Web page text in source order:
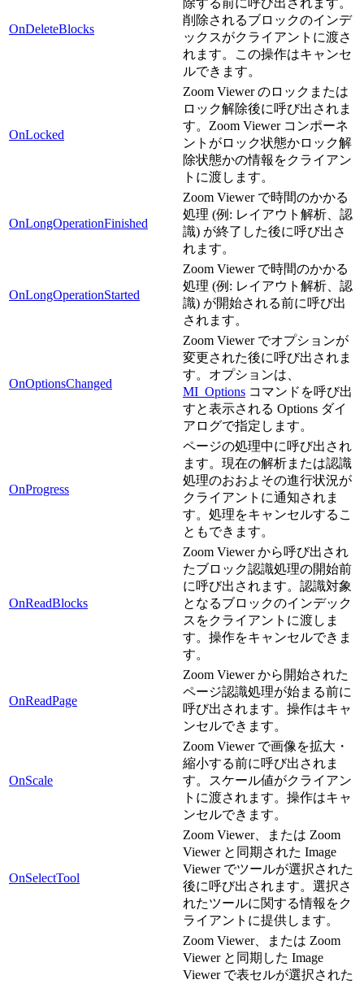
OnDeleteBlocks
除する前に呼び出されます。
削除されるブロックのインデ
ックスがクライアントに渡さ
れます。この操作はキャンセ
ルできます。
OnLocked
Zoom Viewer のロックまたは
ロック解除後に呼び出されま
す。Zoom Viewer コンポーネ
ントがロック状態かロック解
除状態かの情報をクライアン
トに渡します。
OnLongOperationFinished
Zoom Viewer で時間のかかる
処理 (例: レイアウト解析、認
識) が終了した後に呼び出さ
れます。
OnLongOperationStarted
Zoom Viewer で時間のかかる
処理 (例: レイアウト解析、認
識) が開始される前に呼び出
されます。
OnOptionsChanged
Zoom Viewer でオプションが
変更された後に呼び出されま
す。オプションは、
MI_Options コマンドを呼び出
すと表示される Options ダイ
アログで指定します。
OnProgress
ページの処理中に呼び出され
ます。現在の解析または認識
処理のおおよその進行状況が
クライアントに通知されま
す。処理をキャンセルするこ
ともできます。
OnReadBlocks
Zoom Viewer から呼び出され
たブロック認識処理の開始前
に呼び出されます。認識対象
となるブロックのインデック
スをクライアントに渡しま
す。操作をキャンセルできま
す。
OnReadPage
Zoom Viewer から開始された
ページ認識処理が始まる前に
呼び出されます。操作はキャ
ンセルできます。
OnScale
Zoom Viewer で画像を拡大・
縮小する前に呼び出されま
す。スケール値がクライアン
トに渡されます。操作はキャ
ンセルできます。
OnSelectTool
Zoom Viewer、または Zoom
Viewer と同期された Image
Viewer でツールが選択された
後に呼び出されます。選択さ
れたツールに関する情報をク
ライアントに提供します。
Zoom Viewer、または Zoom
Viewer と同期した Image
Viewer で表セルが選択された